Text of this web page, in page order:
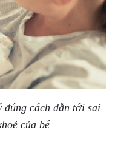
cách dẫn tới sai
của bé